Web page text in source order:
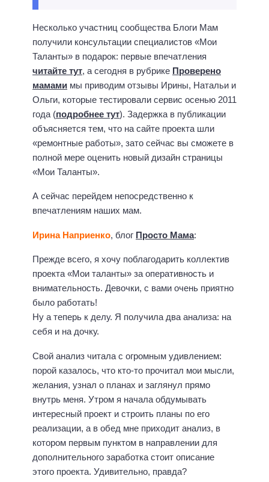
Несколько участниц сообщества Блоги Мам
получили консультации специалистов «Мои
Таланты» в подарок: первые впечатления
читайте тут, а сегодня в рубрике Проверено
мамами мы приводим отзывы Ирины, Натальи и
Ольги, которые тестировали сервис осенью 2011
года (подробнее тут). Задержка в публикации
объясняется тем, что на сайте проекта шли
«ремонтные работы», зато сейчас вы сможете в
полной мере оценить новый дизайн страницы
«Мои Таланты».
А сейчас перейдем непосредственно к
впечатлениям наших мам.
Ирина Наприенко, блог Просто Мама:
Прежде всего, я хочу поблагодарить коллектив
проекта «Мои таланты» за оперативность и
внимательность. Девочки, с вами очень приятно
было работать!
Ну а теперь к делу. Я получила два анализа: на
себя и на дочку.
Свой анализ читала с огромным удивлением:
порой казалось, что кто-то прочитал мои мысли,
желания, узнал о планах и заглянул прямо
внутрь меня. Утром я начала обдумывать
интересный проект и строить планы по его
реализации, а в обед мне приходит анализ, в
котором первым пунктом в направлении для
дополнительного заработка стоит описание
этого проекта. Удивительно, правда?